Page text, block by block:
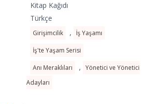
Kitap Kağıdı
Türkçe
Girişimcilik , İş Yaşamı
İş'te Yaşam Serisi
Anı Meraklıları , Yönetici ve Yönetici
Adayları